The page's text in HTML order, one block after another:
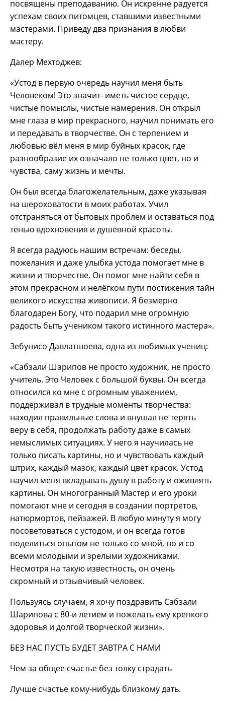
посвящены преподаванию. Он искренне радуется
успехам своих питомцев, ставшими известными
мастерами. Приведу два признания в любви
мастеру.
Далер Мехтоджев:
«Устод в первую очередь научил меня быть
Человеком! Это значит- иметь чистое сердце,
чистые помыслы, чистые намерения. Он открыл
мне глаза в мир прекрасного, научил понимать его
и передавать в творчестве. Он с терпением и
любовью вёл меня в мир буйных красок, где
разнообразие их означало не только цвет, но и
чувства, саму жизнь и мечты.
Он был всегда благожелательным, даже указывая
на шероховатости в моих работах. Учил
отстраняться от бытовых проблем и оставаться под
тенью вдохновения и душевной красоты.
Я всегда радуюсь нашим встречам: беседы,
пожелания и даже улыбка устода помогает мне в
жизни и творчестве. Он помог мне найти себя в
этом прекрасном и нелёгком пути постижения тайн
великого искусства живописи. Я безмерно
благодарен Богу, что подарил мне огромную
радость быть учеником такого истинного мастера».
Зебунисо Давлатшоева, одна из любимых учениц:
«Сабзали Шарипов не просто художник, не просто
учитель. Это Человек с большой буквы. Он всегда
относился ко мне с огромным уважением,
поддерживал в трудные моменты творчества:
находил правильные слова и внушал не терять
веру в себя, продолжать работу даже в самых
немыслимых ситуациях. У него я научилась не
только писать картины, но и чувствовать каждый
штрих, каждый мазок, каждый цвет красок. Устод
научил меня вкладывать душу в работу и оживлять
картины. Он многогранный Мастер и его уроки
помогают мне и сегодня в создании портретов,
натюрмортов, пейзажей. В любую минуту я могу
посоветоваться с устодом, и он всегда готов
поделиться опытом не только со мной, но и со
всеми молодыми и зрелыми художниками.
Несмотря на такую известность, он очень
скромный и отзывчивый человек.
Пользуясь случаем, я хочу поздравить Сабзали
Шарипова с 80-и летием и пожелать ему крепкого
здоровья и долгой творческой жизни».
БЕЗ НАС ПУСТЬ БУДЕТ ЗАВТРА С НАМИ
Чем за общее счастье без толку страдать
Лучше счастье кому-нибудь близкому дать.